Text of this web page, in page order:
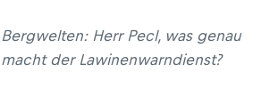
Bergwelten: Herr Pecl, was genau
macht der Lawinenwarndienst?